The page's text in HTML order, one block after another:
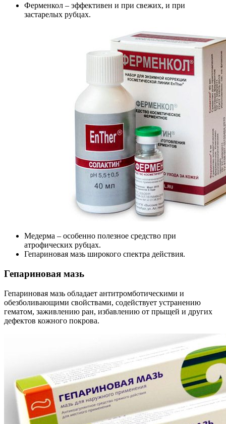
Ферменкол – эффективен и при свежих, и при
застарелых рубцах.
Медерма – особенно полезное средство при
атрофических рубцах.
Гепариновая мазь широкого спектра действия.
Гепариновая мазь
Гепариновая мазь обладает антитромботическими и
обезболивающими свойствами, содействует устранению
гематом, заживлению ран, избавлению от прыщей и других
дефектов кожного покрова.